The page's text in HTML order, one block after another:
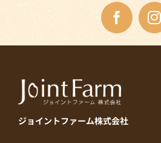
ジョイントファーム株式会社